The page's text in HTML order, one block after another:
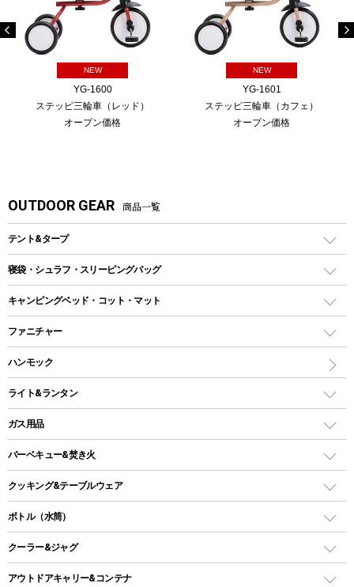
NEW
YG-1600
ステッピ三輪車（レッド）
オープン価格
NEW
YG-1601
ステッピ三輪車（カフェ）
オープン価格
OUTDOOR GEAR 商品一覧
テント&タープ
テント
ツールームテント
ワンポールテント
シェルターテント
ロッジ型・オリジナルテント
タープ
スクエアタープ（レクタタープ）
メッシュタープ
自立式タープ
寝袋・シュラフ・スリーピングバッグ
レクタングラー型（封筒型）シュラフ
インナーシュラフ
キャンピングベッド・コット・マット
キャンピングベッド・コット
インフレータブルマット
ファニチャー
アウトドアテーブル
レジャーシート
ハンモック
ライト&ランタン
LEDランタン
ガスランタン
オイルランタン
LEDライト
ヘッドライト
キャンドル
ガス用品
ガスバーナー
ガス缶
ガストーチ、ライター
バーベキュー&焚き火
バーベキューコンロ、グリル
焚き火台タイプ（ロースタイル）グリル
卓上タイプグリル
パーティータイプグリル
クッキング&テーブルウェア
ダッチオーブン
ホットサンドメーカー
ボトル（水筒）
ステンレスボトル
クーラー&ジャグ
クーラーボックス
アウトドアキャリー&コンテナ